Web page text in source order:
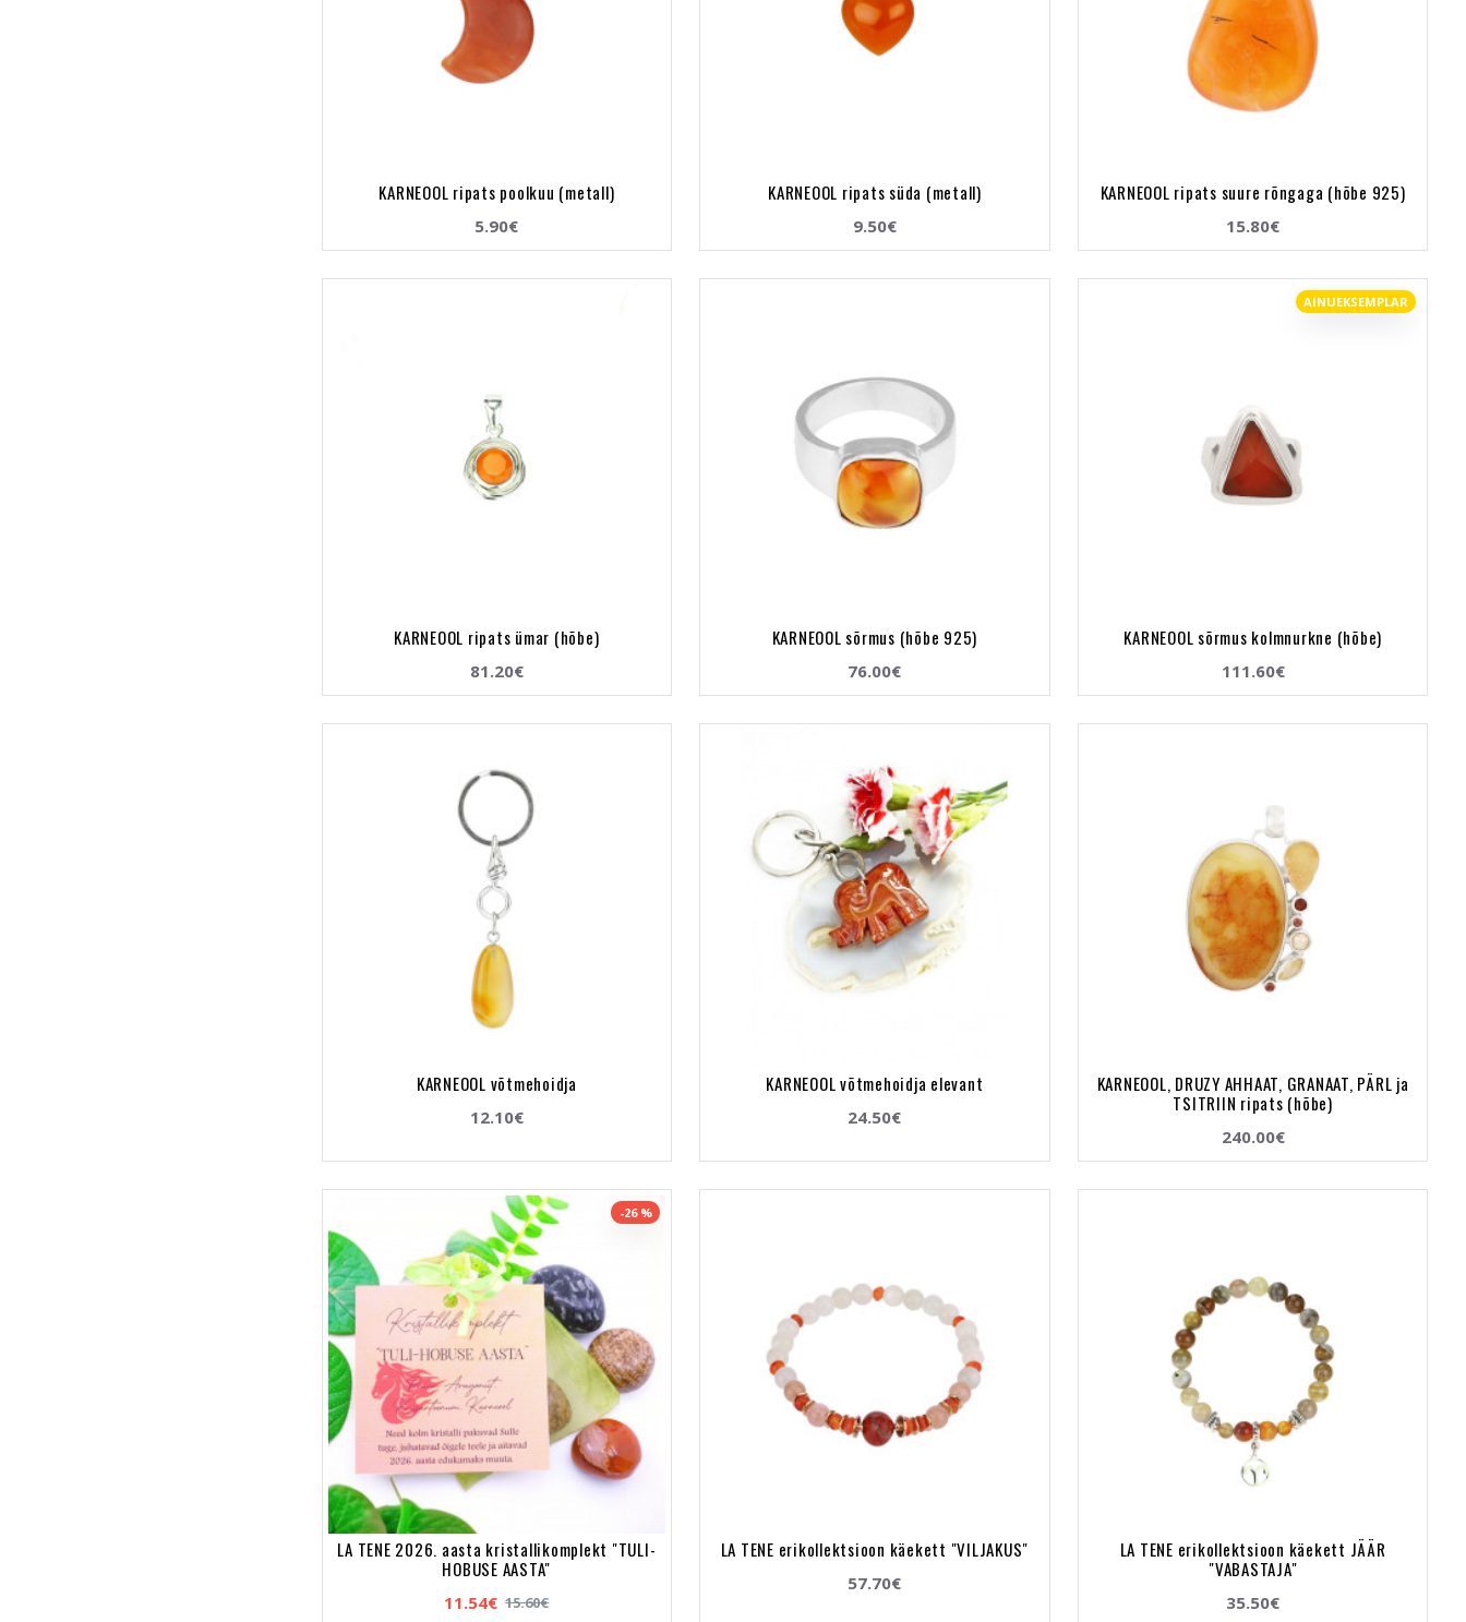
KARNEOOL ripats poolkuu (metall)
5.90€
KARNEOOL ripats süda (metall)
9.50€
KARNEOOL ripats suure rõngaga (hõbe 925)
15.80€
KARNEOOL ripats ümar (hõbe)
81.20€
KARNEOOL sõrmus (hõbe 925)
76.00€
AINUEKSEMPLAR
KARNEOOL sõrmus kolmnurkne (hõbe)
111.60€
KARNEOOL võtmehoidja
12.10€
KARNEOOL võtmehoidja elevant
24.50€
KARNEOOL, DRUZY AHHAAT, GRANAAT, PÄRL ja
TSITRIIN ripats (hõbe)
240.00€
-26 %
LA TENE 2026. aasta kristallikomplekt "TULI-
HOBUSE AASTA"
11.54€ 15.60€
LA TENE erikollektsioon käekett "VILJAKUS"
57.70€
LA TENE erikollektsioon käekett JÄÄR
"VABASTAJA"
35.50€